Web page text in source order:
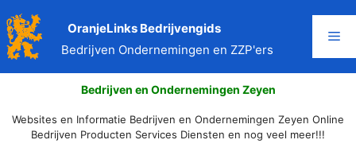
naar
de
inhoud
OranjeLinks Bedrijvengids
Bedrijven Ondernemingen en ZZP'ers
Bedrijven en Ondernemingen Zeyen
Websites en Informatie Bedrijven en Ondernemingen Zeyen Online
Bedrijven Producten Services Diensten en nog veel meer!!!